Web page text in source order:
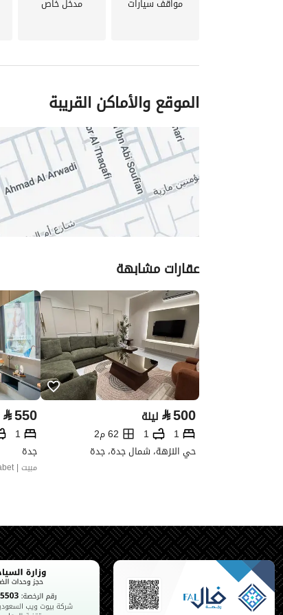
مواقف سيارات مدخل خاص
الموقع والأماكن القريبة
عقارات مشابهة
⃁500 ليلة
1
1
62 م2
حي النزهة، شمال جدة، جدة
⃁550
1
جدة
مبيت | Mabet